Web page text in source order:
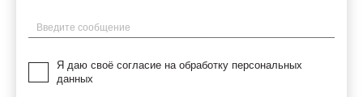
Введите сообщение
Я даю своё согласие на обработку персональных
данных